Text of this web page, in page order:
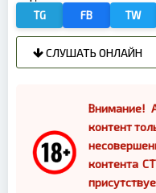
TG FB TW
СЛУШАТЬ ОНЛАЙН
Внимание!
контент
контента